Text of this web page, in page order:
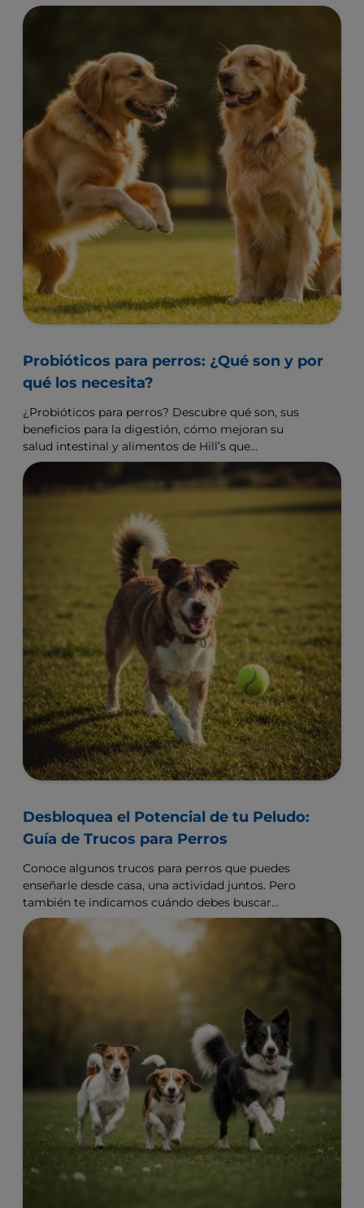
Probióticos para perros: ¿Qué son y por
qué los necesita?
¿Probióticos para perros? Descubre qué son, sus
beneficios para la digestión, cómo mejoran su
salud intestinal y alimentos de Hill’s que
complementan
Desbloquea el Potencial de tu Peludo:
Guía de Trucos para Perros
Conoce algunos trucos para perros que puedes
enseñarle desde casa, una actividad juntos. Pero
también te indicamos cuándo debes buscar
asesoría de un experto